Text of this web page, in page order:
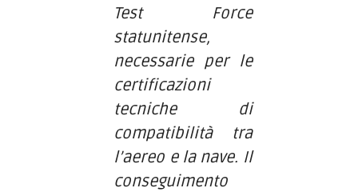
Test Force
statunitense,
necessarie per le
certificazioni
tecniche di
compatibilità tra
l’aereo e la nave. Il
conseguimento